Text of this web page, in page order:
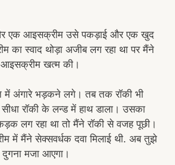
एक आइसक्रीम उसे पकड़ाई और एक खुद
का स्वाद थोड़ा अजीब लग रहा था पर मैंने
आइसक्रीम खत्म की।
में अंगारे भड़कने लगे। तब तक रॉकी भी
रॉकी के लन्ड में हाथ डाला। उसका
लग रहा था तो मैंने रॉकी से वजह पूछी।
में मैंने सेक्सवर्धक दवा मिलाई थी. अब तुझे
मजा आएगा।